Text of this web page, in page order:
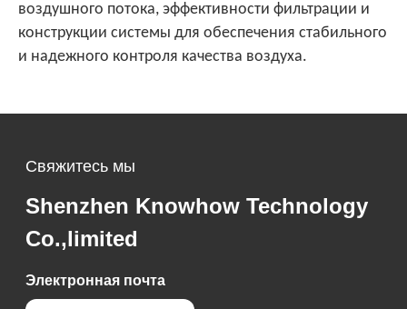
воздушного потока, эффективности фильтрации и
конструкции системы для обеспечения стабильного
и надежного контроля качества воздуха.
Свяжитесь мы
Shenzhen Knowhow Technology
Co.,limited
Электронная почта